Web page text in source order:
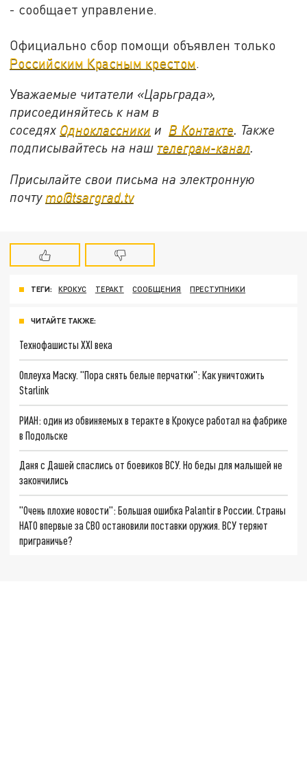
- сообщает управление.
Официально сбор помощи объявлен только
Российским Красным крестом
Уважаемые читатели «Царьграда»,
присоединяйтесь к нам в
соседях Одноклассники и В Контакте. Также
подписывайтесь на наш телеграм-канал.
Присылайте свои письма на электронную
почту mo@tsargrad.tv
ТЕГИ: КРОКУС ТЕРАКТ СООБЩЕНИЯ ПРЕСТУПНИКИ
ЧИТАЙТЕ ТАКЖЕ:
Технофашисты XXI века
Оплеуха Маску. "Пора снять белые перчатки": Как уничтожить
Starlink
РИАН: один из обвиняемых в теракте в Крокусе работал на фабрике
в Подольске
Даня с Дашей спаслись от боевиков ВСУ. Но беды для малышей не
закончились
"Очень плохие новости": Большая ошибка Palantir в России. Страны
НАТО впервые за СВО остановили поставки оружия. ВСУ теряют
приграничье?